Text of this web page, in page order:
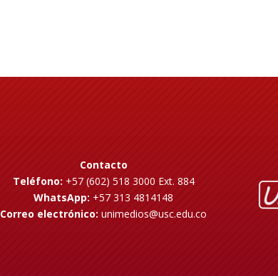
Contacto
Teléfono: +57 (602) 518 3000 Ext. 884
WhatsApp: +57 313 4814148
Correo electrónico: unimedios@usc.edu.co